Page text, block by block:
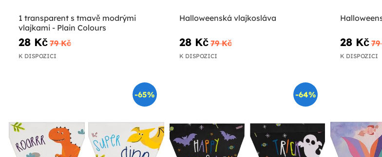
1 transparent s tmavě modrými
vlajkami - Plain Colours
28 Kč 79 Kč
K DISPOZICI
Halloweenská vlajkosláva
28 Kč 79 Kč
K DISPOZICI
28 Kč
K DISPOZICI
-65% -64%